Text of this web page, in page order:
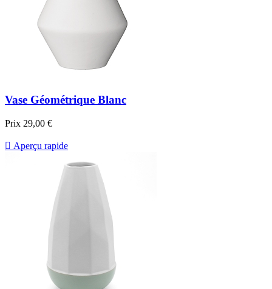
Vase Géométrique Blanc
Prix 29,00 €
 Aperçu rapide